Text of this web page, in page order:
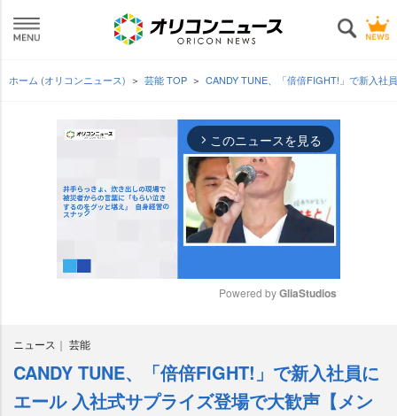
ホーム (オリコンニュース) 芸能 TOP CANDY TUNE、「倍倍FIGHT!」で新入社
arrow_forward_ios このニュースを見る
e
Powered by GliaStudios
ニュース 芸能
CANDY TUNE、「倍倍FIGHT!」で新入社員に
エール 入社式サプライズ登場で大歓声【メン